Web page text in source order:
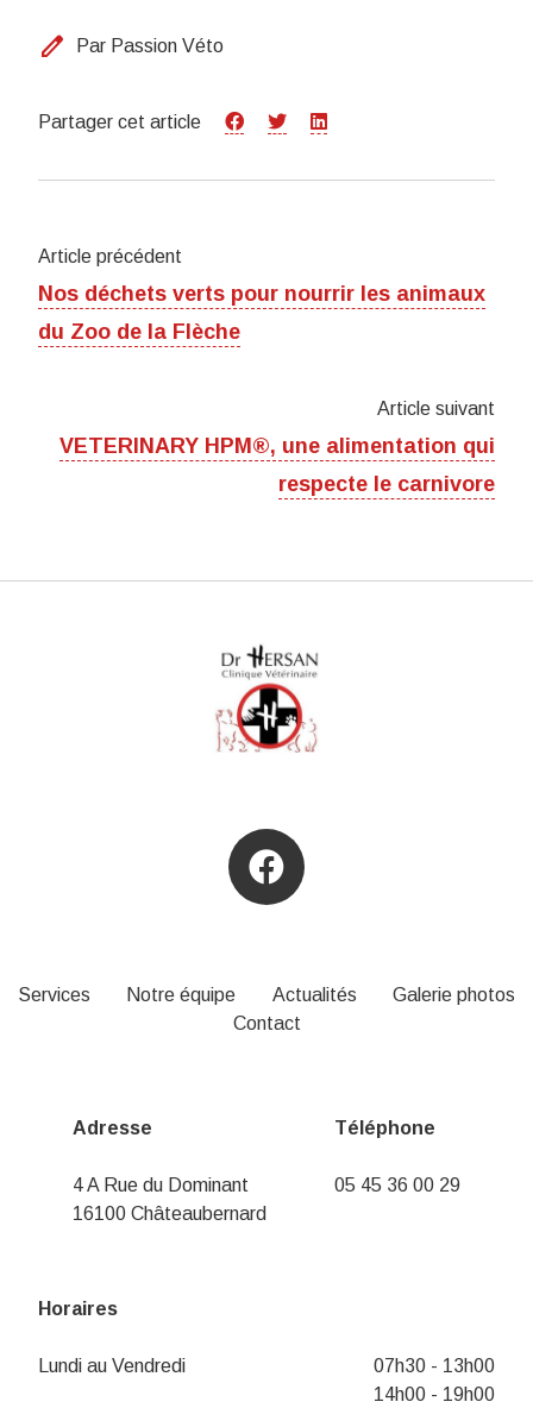
edit Par Passion Véto
Partager cet article
Article précédent
Nos déchets verts pour nourrir les animaux
du Zoo de la Flèche
Article suivant
VETERINARY HPM®, une alimentation qui
respecte le carnivore
Services Notre équipe Actualités
Galerie photos
Contact
Adresse
4 A Rue du Dominant
16100 Châteaubernard
Téléphone
05 45 36 00 29
Horaires
Lundi au Vendredi
07h30 - 13h00
14h00 - 19h00